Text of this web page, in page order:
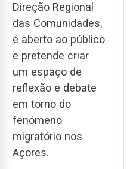
Direção Regional
das Comunidades,
é aberto ao público
e pretende criar
um espaço de
reflexão e debate
em torno do
fenómeno
migratório nos
Açores.